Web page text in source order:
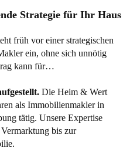
Strategie für Ihr Haus
früh vor einer strategischen
ein, ohne sich unnötig
kann für…
Die Heim & Wert
als Immobilienmaklerin
tätig. Unsere Expertise
bis zur